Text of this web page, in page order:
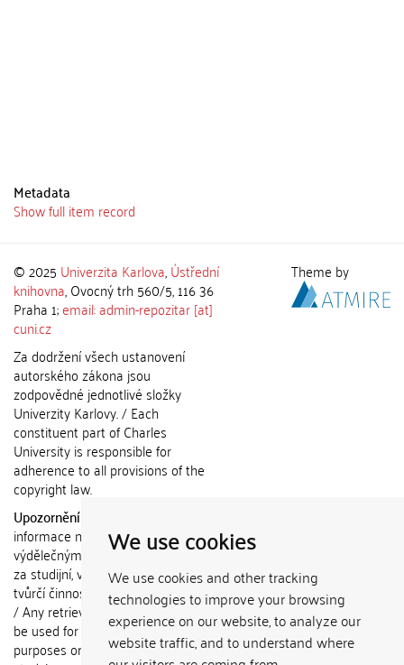
We use cookies
We use cookies and other tracking
technologies to improve your browsing
experience on our website, to analyze our
website traffic, and to understand where
Metadata
Show full item record
© 2025 Univerzita Karlova,Ústřední
knihovna, Ovocný trh 560/5, 116 36
Praha 1;email: admin-repozitar [at]
cuni.cz
Za dodržení všech ustanovení
autorského zákona jsou
zodpovědné jednotlivé složky
Univerzity Karlovy. / Each
constituent part of Charles
University is responsible for
adherence to all provisions of the
copyright law.
Upozornění / Notice:
informace nemohou být použity k
výdělečným účelům nebo vydávány
za studijní, vědeckou nebo jinou
tvůrčí činnost jiné osoby než autora.
/ Any retrieved information shall not
be used for any commercial
purposes or claimed as results of
Theme by